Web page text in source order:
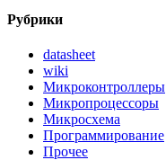
Рубрики
datasheet
wiki
Микроконтроллеры
Микропроцессоры
Микросхема
Программирование
Прочее